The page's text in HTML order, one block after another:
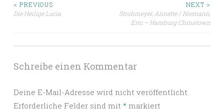
Beitragsnavigation
< PREVIOUS
Die Heilige Lucia
NEXT >
Strohmeyer, Annette / Niemann,
Eric – Hamburg Chinatown
Schreibe einen Kommentar
Deine E-Mail-Adresse wird nicht veröffentlicht.
Erforderliche Felder sind mit * markiert